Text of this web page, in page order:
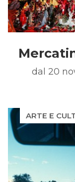
dal 20
ARTE E